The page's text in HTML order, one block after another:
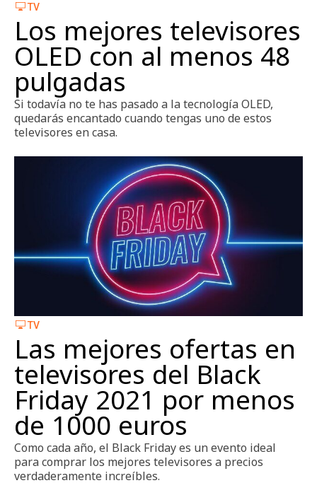
TV
Los mejores televisores
OLED con al menos 48
pulgadas
Si todavía no te has pasado a la tecnología OLED,
quedarás encantado cuando tengas uno de estos
televisores en casa.
TV
Las mejores ofertas en
televisores del Black
Friday 2021 por menos
de 1000 euros
Como cada año, el Black Friday es un evento ideal
para comprar los mejores televisores a precios
verdaderamente increíbles.